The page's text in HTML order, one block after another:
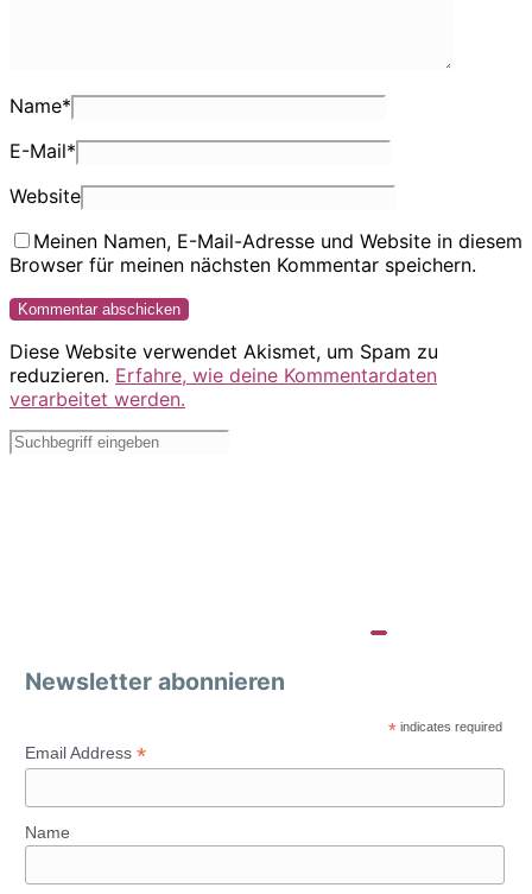
Name*
E-Mail*
Website
Meinen Namen, E-Mail-Adresse und Website in diesem
Browser für meinen nächsten Kommentar speichern.
Diese Website verwendet Akismet, um Spam zu
reduzieren. Erfahre, wie deine Kommentardaten
verarbeitet werden.
Newsletter abonnieren
* indicates required
Email Address *
Name